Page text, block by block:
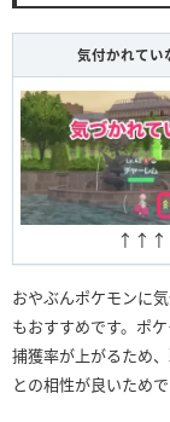
気付かれてい
↑↑↑
おやぶんポケモンに
もおすすめです。ポ
捕獲率が上がるため
との相性が良いためで